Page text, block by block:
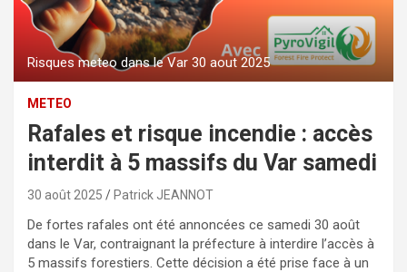
Risques meteo dans le Var 30 aout 2025
METEO
Rafales et risque incendie : accès
interdit à 5 massifs du Var samedi
30 août 2025 Patrick JEANNOT
De fortes rafales ont été annoncées ce samedi 30 août
dans le Var, contraignant la préfecture à interdire l’accès à
5 massifs forestiers. Cette décision a été prise face à un